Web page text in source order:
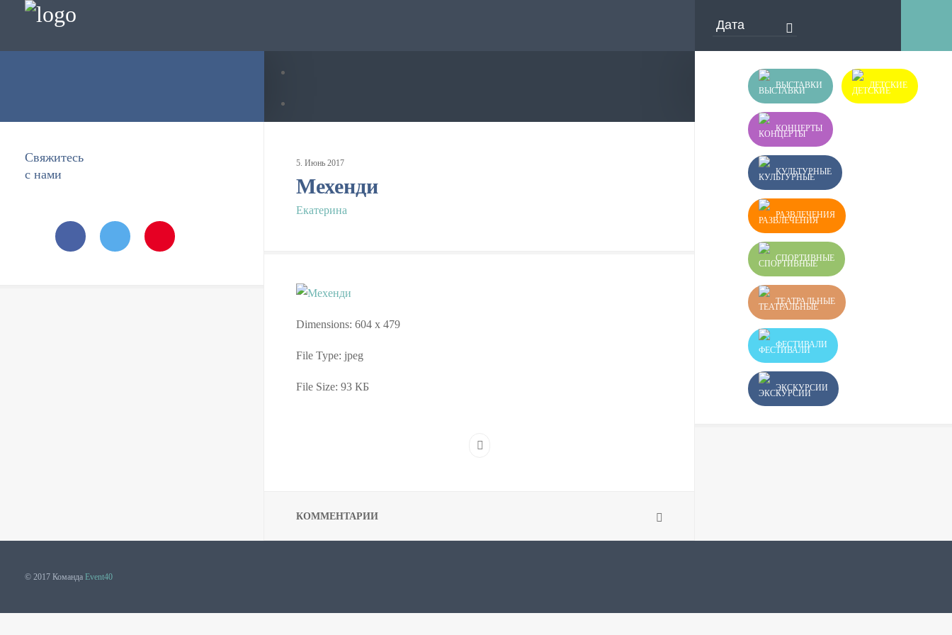
ВЫСТАВКИ ДЕТСКИЕ
КОНЦЕРТЫ
КУЛЬТУРНЫЕ
РАЗВЛЕЧЕНИЯ
СПОРТИВНЫЕ
ТЕАТРАЛЬНЫЕ
ФЕСТИВАЛИ
ЭКСКУРСИИ
5. Июнь 2017
Мехенди
Екатерина
Свяжитесь
с нами
Dimensions: 604 x 479
File Type: jpeg
File Size: 93 КБ
КОММЕНТАРИИ
© 2017 Команда Event40